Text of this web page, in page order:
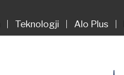
Teknologji Alo Plus